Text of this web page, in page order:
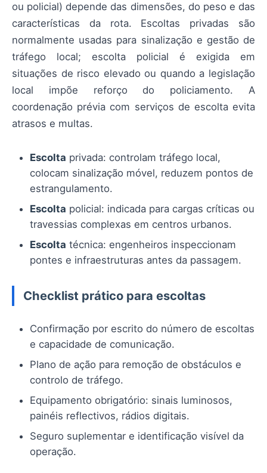
ou policial) depende das dimensões, do peso e das
características da rota. Escoltas privadas são
normalmente usadas para sinalização e gestão de
tráfego local; escolta policial é exigida em
situações de risco elevado ou quando a legislação
local impõe reforço do policiamento. A
coordenação prévia com serviços de escolta evita
atrasos e multas.
Escolta privada: controlam tráfego local,
colocam sinalização móvel, reduzem pontos de
estrangulamento.
Escolta policial: indicada para cargas críticas ou
travessias complexas em centros urbanos.
Escolta técnica: engenheiros inspeccionam
pontes e infraestruturas antes da passagem.
Checklist prático para escoltas
Confirmação por escrito do número de escoltas
e capacidade de comunicação.
Plano de ação para remoção de obstáculos e
controlo de tráfego.
Equipamento obrigatório: sinais luminosos,
painéis reflectivos, rádios digitais.
Seguro suplementar e identificação visível da
operação.